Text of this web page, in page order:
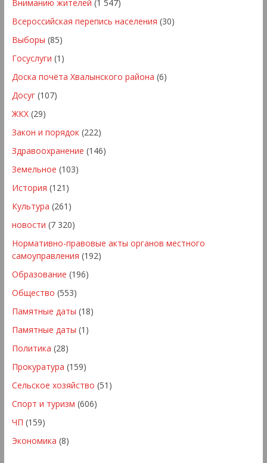
Вниманию жителей (1 547)
Всероссийская перепись населения (30)
Выборы (85)
Госуслуги (1)
Доска почёта Хвалынского района (6)
Досуг(107)
ЖКХ(29)
Закон и порядок(222)
Здравоохранение (146)
Земельное (103)
История (121)
Культура (261)
новости (7 320)
Нормативно-правовые акты органов местного
самоуправления (192)
Образование (196)
Общество (553)
Памятные даты (18)
Памятные даты (1)
Политика (28)
Прокуратура (159)
Сельское хозяйство (51)
Спорт и туризм (606)
ЧП (159)
Экономика (8)